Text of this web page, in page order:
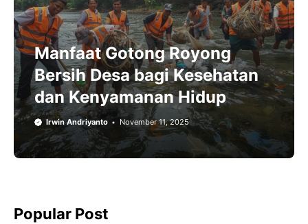
Manfaat Gotong Royong
Bersih Desa bagi Kesehatan
dan Kenyamanan Hidup
Irwin Andriyanto November 11, 2025
Popular Post